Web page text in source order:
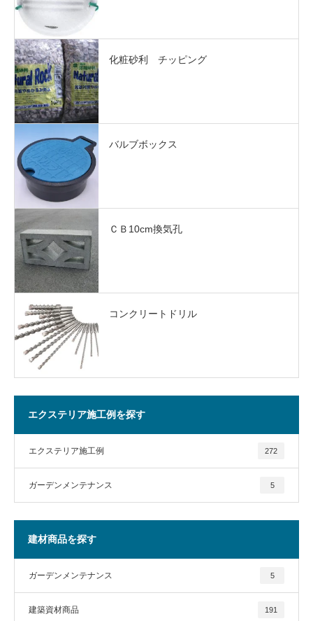
化粧砂利 チッピング
バルブボックス
ＣＢ10cm換気孔
コンクリートドリル
エクステリア施工例を探す
エクステリア施工例 272
ガーデンメンテナンス 5
建材商品を探す
ガーデンメンテナンス 5
建築資材商品 191